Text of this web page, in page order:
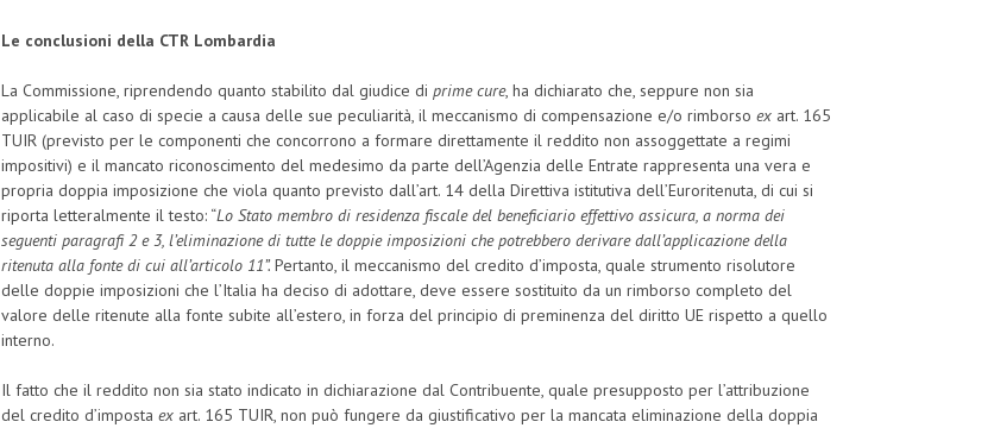
Le conclusioni della CTR Lombardia
La Commissione, riprendendo quanto stabilito dal giudice diprime cure, ha dichiarato che, seppure non sia
applicabile al caso di specie a causa delle sue peculiarità, il meccanismo di compensazione e/o rimborsoex art. 165
TUIR (previsto per le componenti che concorrono a formare direttamente il reddito non assoggettate a regimi
impositivi) e il mancato riconoscimento del medesimo da parte dell’Agenzia delle Entrate rappresenta una vera e
propria doppia imposizione che viola quanto previsto dall’art. 14 della Direttiva istitutiva dell’Euroritenuta, di cui si
riporta letteralmente il testo: “Lo Stato membro di residenza fiscale del beneficiario effettivo assicura, a norma dei
seguenti paragrafi 2 e 3, l’eliminazione di tutte le doppie imposizioni che potrebbero derivare dall’applicazione della
ritenuta alla fonte di cui all’articolo 11”.Pertanto, il meccanismo del credito d’imposta, quale strumento risolutore
delle doppie imposizioni che l’Italia ha deciso di adottare, deve essere sostituito da un rimborso completo del
valore delle ritenute alla fonte subite all’estero, in forza del principio di preminenza del diritto UE rispetto a quello
interno.
Il fatto che il reddito non sia stato indicato in dichiarazione dal Contribuente, quale presupposto per l’attribuzione
del credito d’impostaex art. 165 TUIR, non può fungere da giustificativo per la mancata eliminazione della doppia